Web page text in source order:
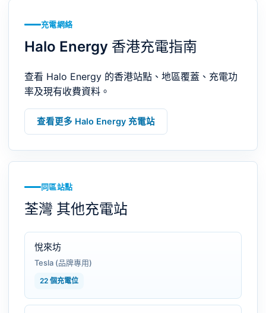
充電網絡
Halo Energy 香港充電指南
查看 Halo Energy 的香港站點、地區覆蓋、充電功
率及現有收費資料。
查看更多 Halo Energy 充電站
同區站點
荃灣 其他充電站
悅來坊
Tesla (品牌專用)
22 個充電位